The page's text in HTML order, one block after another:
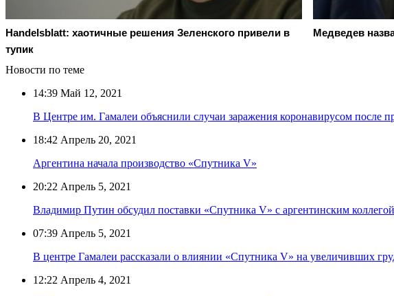
Handelsblatt: хаотичные решения Зеленского привели в
тупик
Медведев
Новости по теме
14:39 Май 12, 2021
В Центре им. Гамалеи объяснили случаи заражения коронавирусом после
18:42 Апрель 20, 2021
Аргентина начала производство «Спутника V»
20:22 Апрель 5, 2021
Владимир Путин обсудил поставки «Спутника V» с аргентинским коллегой
07:39 Апрель 5, 2021
В центре Гамалеи рассказали о влиянии «Спутника V» на увеличивших
12:22 Апрель 4, 2021